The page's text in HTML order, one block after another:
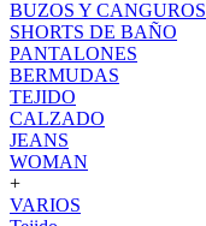
BUZOS Y CANGUROS
SHORTS DE BAÑO
PANTALONES
BERMUDAS
TEJIDO
CALZADO
JEANS
WOMAN
+
VARIOS